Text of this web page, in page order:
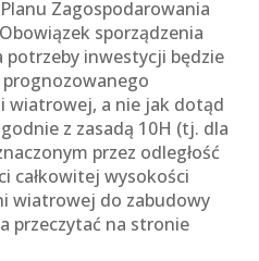
Zagospodarowania
sporządzenia
potrzeby inwestycji będzie
wiatrowej, a nie jak dotąd
z zasadą 10H (tj. dla
przez odległość
całkowitej wysokości
wiatrowej do zabudowy
przeczytać na stronie